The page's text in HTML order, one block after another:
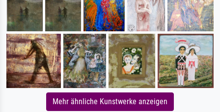
Mehr ähnliche Kunstwerke anzeigen